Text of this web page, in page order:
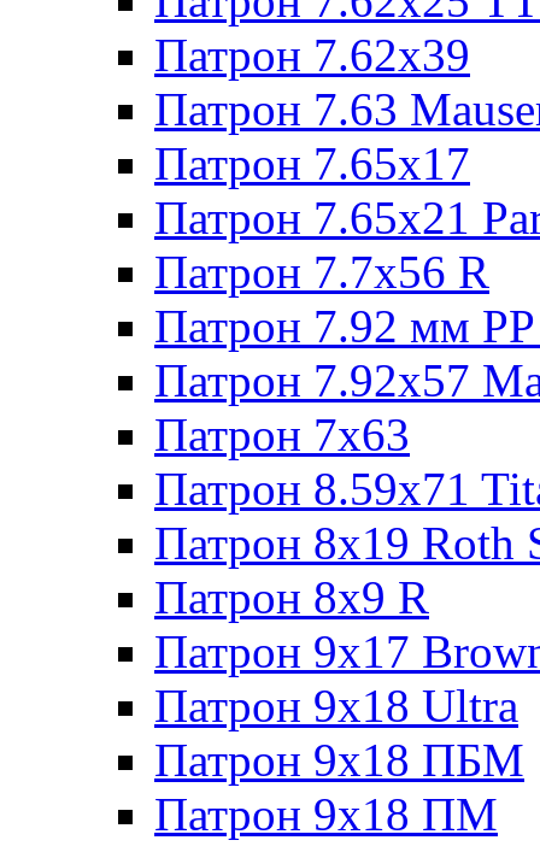
Патрон 7.62х39
Патрон 7.63
Патрон 7.65x17
Патрон 7.65x21
Патрон 7.7x56 R
Патрон 7.92 мм
Патрон 7.92x57
Патрон 7x63
Патрон 8.59x71
Патрон 8x19 Roth
Патрон 8x9 R
Патрон 9x17
Патрон 9x18 Ultra
Патрон 9x18 ПБМ
Патрон 9x18 ПМ